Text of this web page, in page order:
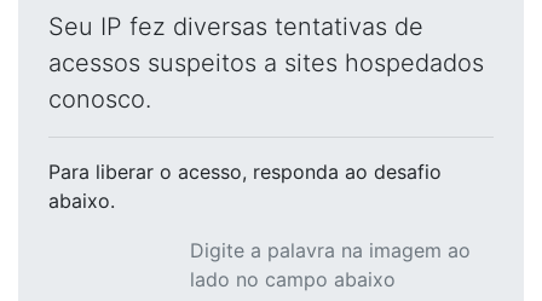
Seu IP fez diversas tentativas de
acessos suspeitos a sites hospedados
conosco.
Para liberar o acesso, responda ao desafio
abaixo.
Digite a palavra na imagem ao
lado no campo abaixo